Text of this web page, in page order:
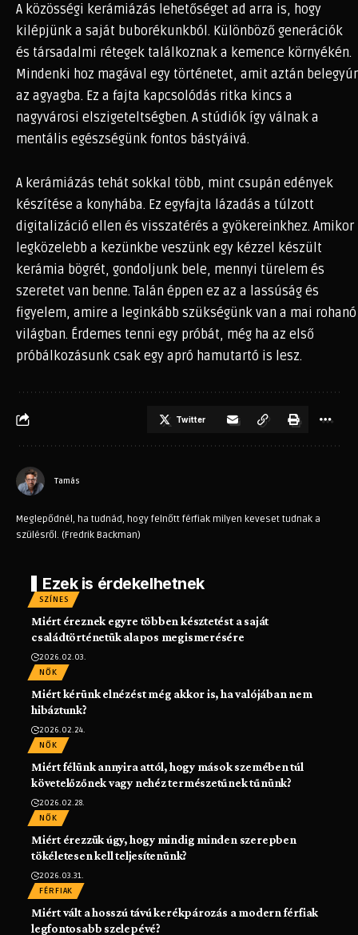
A közösségi kerámiázás lehetőséget ad arra is, hogy
kilépjünk a saját buborékunkból. Különböző generációk
és társadalmi rétegek találkoznak a kemence környékén.
Mindenki hoz magával egy történetet, amit aztán belegyúr
az agyagba. Ez a fajta kapcsolódás ritka kincs a
nagyvárosi elszigeteltségben. A stúdiók így válnak a
mentális egészségünk fontos bástyáivá.
A kerámiázás tehát sokkal több, mint csupán edények
készítése a konyhába. Ez egyfajta lázadás a túlzott
digitalizáció ellen és visszatérés a gyökereinkhez. Amikor
legközelebb a kezünkbe veszünk egy kézzel készült
kerámia bögrét, gondoljunk bele, mennyi türelem és
szeretet van benne. Talán éppen ez az a lassúság és
figyelem, amire a leginkább szükségünk van a mai rohanó
világban. Érdemes tenni egy próbát, még ha az első
próbálkozásunk csak egy apró hamutartó is lesz.
Twitter
Tamás
Meglepődnél, ha tudnád, hogy felnőtt férfiak milyen keveset tudnak a
szülésről. (Fredrik Backman)
Ezek is érdekelhetnek
SZÍNES
Miért éreznek egyre többen késztetést a saját
családtörténetük alapos megismerésére
2026.02.03.
NŐK
Miért kérünk elnézést még akkor is, ha valójában nem
hibáztunk?
2026.02.24.
NŐK
Miért félünk annyira attól, hogy mások szemében túl
követelőzőnek vagy nehéz természetűnek tűnünk?
2026.02.28.
NŐK
Miért érezzük úgy, hogy mindig minden szerepben
tökéletesen kell teljesítenünk?
2026.03.31.
FÉRFIAK
Miért vált a hosszú távú kerékpározás a modern férfiak
legfontosabb szelepévé?